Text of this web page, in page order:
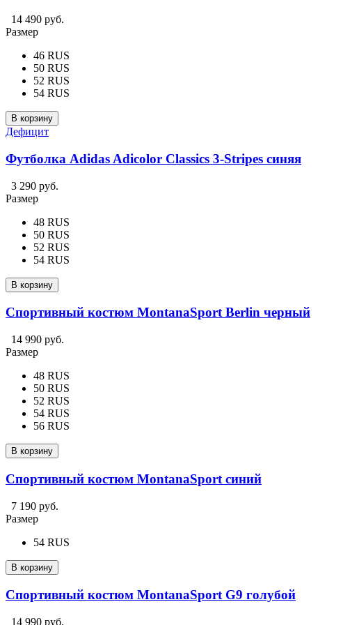
14 490 руб.
Размер
46 RUS
50 RUS
52 RUS
54 RUS
В корзину
Дефицит
Футболка Adidas Adicolor Classics 3-Stripes синяя
3 290 руб.
Размер
48 RUS
50 RUS
52 RUS
54 RUS
В корзину
Спортивный костюм MontanaSport Berlin черный
14 990 руб.
Размер
48 RUS
50 RUS
52 RUS
54 RUS
56 RUS
В корзину
Спортивный костюм MontanaSport синий
7 190 руб.
Размер
54 RUS
В корзину
Спортивный костюм MontanaSport G9 голубой
14 990 руб.